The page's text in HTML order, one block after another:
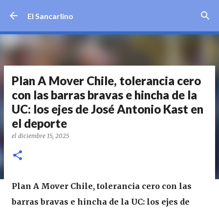
El Sancarlino
Plan A Mover Chile, tolerancia cero
con las barras bravas e hincha de la
UC: los ejes de José Antonio Kast en
el deporte
el diciembre 15, 2025
Plan A Mover Chile, tolerancia cero con las
barras bravas e hincha de la UC: los ejes de